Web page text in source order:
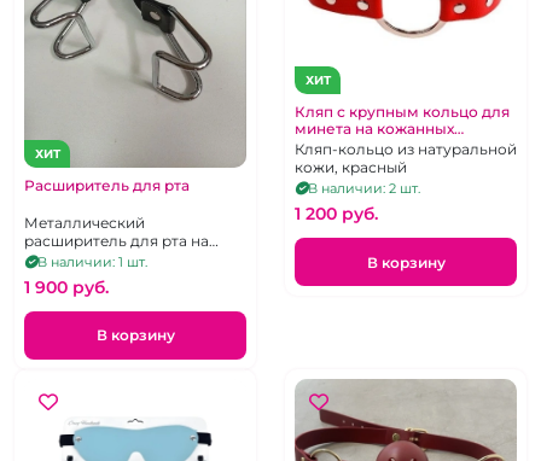
ХИТ
Расширитель для рта
Металлический
расширитель для рта на
ремешке
В наличии: 1 шт.
1 900 pуб.
В корзину
ХИТ
Кляп с крупным кольцо для
минета на кожанных
красных ремнях
Кляп-кольцо из натуральной
кожи, красный
В наличии: 2 шт.
1 200 pуб.
В корзину